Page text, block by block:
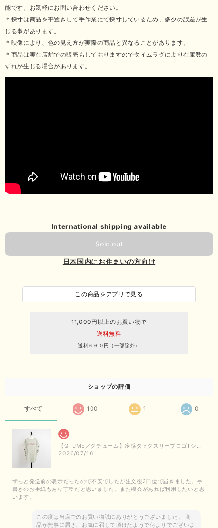
能です。お気軽にお問い合わせください。
＊採寸は商品を平置きして手作業にて採寸しているため、多少の誤差が生
じる事があります。
＊映像により、色の見え方が実際の商品と異なることがあります。
＊商品は実在店舗での販売もしておりますのでタイムラグにより在庫数の
ずれが生じる場合があります。
International shipping available
Sold out
日本国内にお住まいの方向け
この商品をアプリで見る
11,000円以上のお買い物で
送料無料
送料６６０円（一部除外）
ショップの評価
すべて 100 1 0
【QTUME／クチューム】冷感タックスリーブロゴTシャツ（ライトグレー）
2026/07/16
ずっと発送前の表示だったので不安でしたが注文後3日位で届きました。手
書きのお手紙もあり丁寧だと思いました。また機会があれば利用したいと思
います。
この度は当店でのお買い物誠にありがとうございました。 商
品が無事に届き、お気に召して頂けたようで何よりでございま